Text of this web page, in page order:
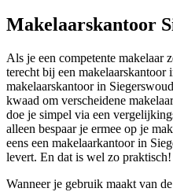
Makelaarskantoor
Als je een competente makelaar
terecht bij een makelaarskantoor
makelaarskantoor in
kwaad om verscheidene
doe je simpel via een
alleen bespaar je ermee op je
eens een makelaarkantoor in
levert. En dat is wel zo praktisch!
Wanneer je gebruik maakt van